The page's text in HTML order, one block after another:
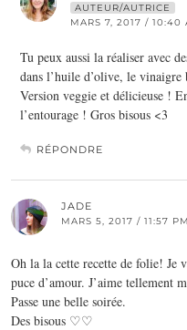
AUTEUR/AUTRICE
MARS 7, 2017 / 10:40
Tu peux aussi la réaliser avec
dans l’huile d’olive, le vinaigre
Version veggie et délicieuse !
l’entourage ! Gros bisous <3
RÉPONDRE
JADE
MARS 5, 2017 / 11:57 PM
Oh la la cette recette de folie! Je
puce d’amour. J’aime tellement
Passe une belle soirée.
Des bisous ♡♡